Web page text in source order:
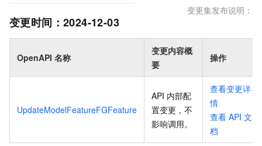
变更时间： 2024-12-03
变更集发布说明：
OpenAPI 名称
变更内容概
要
操作
UpdateModelFeatureFGFeature
API 内部配
置变更，不
影响调用。
查看变更详
情
查看 API 文
档